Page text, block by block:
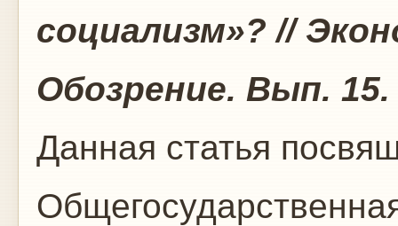
социализм»? //
Обозрение. Вып.
Данная статья